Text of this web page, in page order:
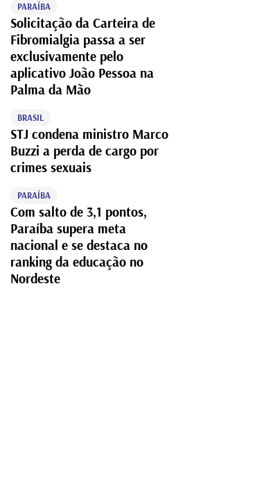
PARAÍBA
Solicitação da Carteira de
Fibromialgia passa a ser
exclusivamente pelo
aplicativo João Pessoa na
Palma da Mão
BRASIL
STJ condena ministro Marco
Buzzi a perda de cargo por
crimes sexuais
PARAÍBA
Com salto de 3,1 pontos,
Paraíba supera meta
nacional e se destaca no
ranking da educação no
Nordeste